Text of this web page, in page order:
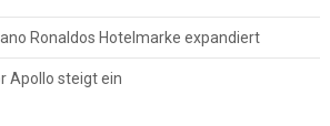
Ronaldos Hotelmarke expandiert
Apollo steigt ein